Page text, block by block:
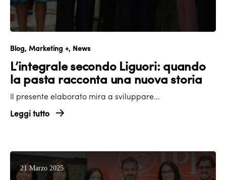
Blog Marketing + News
L’integrale secondo Liguori: quando
la pasta racconta una nuova storia
Il presente elaborato mira a sviluppare...
Leggi tutto
21 Marzo 2025